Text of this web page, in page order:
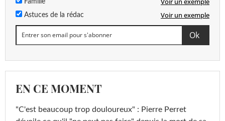
Astuces de la rédac Voir un exemple
EN CE MOMENT
"C'est beaucoup trop douloureux" : Pierre Perret